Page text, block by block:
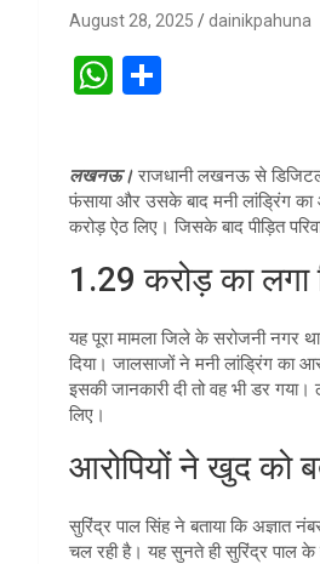
August 28, 2025 dainikpahuna
W
s
A
p
e
लखनऊ।राजधानी लखनऊ से
फंसाया और उसके बाद मनी लांड्रिंग
करोड़ ऐठ लिए। जिसके बाद पीड़ित
1.29 करोड़ का लगा
यह पूरा मामला जिले के सरोजनी नगर
दिया। जालसाजों ने मनी लांड्रिंग का
इसकी जानकारी दी तो वह भी डर
लिए।
आरोपियों ने खुद को
सुरिंद्र पाल सिंह ने बताया कि
चल रही है। यह सुनते ही सुरिंद्र पाल